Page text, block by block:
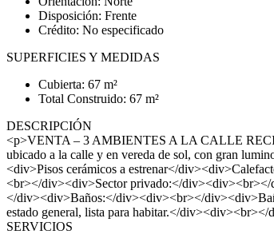
Disposición: Frente
Crédito: No especificado
SUPERFICIES Y MEDIDAS
Cubierta: 67 m²
Total Construido: 67 m²
DESCRIPCIÓN
<p>VENTA – 3 AMBIENTES A LA CALLE
ubicado a la calle y en vereda de sol, con gran
<div>Pisos cerámicos a estrenar</
<br></div><div>Sector privado:</
</div><div>Baños:</div><div><br></
estado general, lista para habitar.</
SERVICIOS